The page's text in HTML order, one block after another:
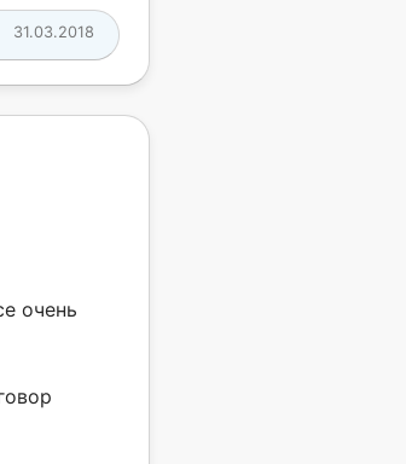
31.03.2018
очень